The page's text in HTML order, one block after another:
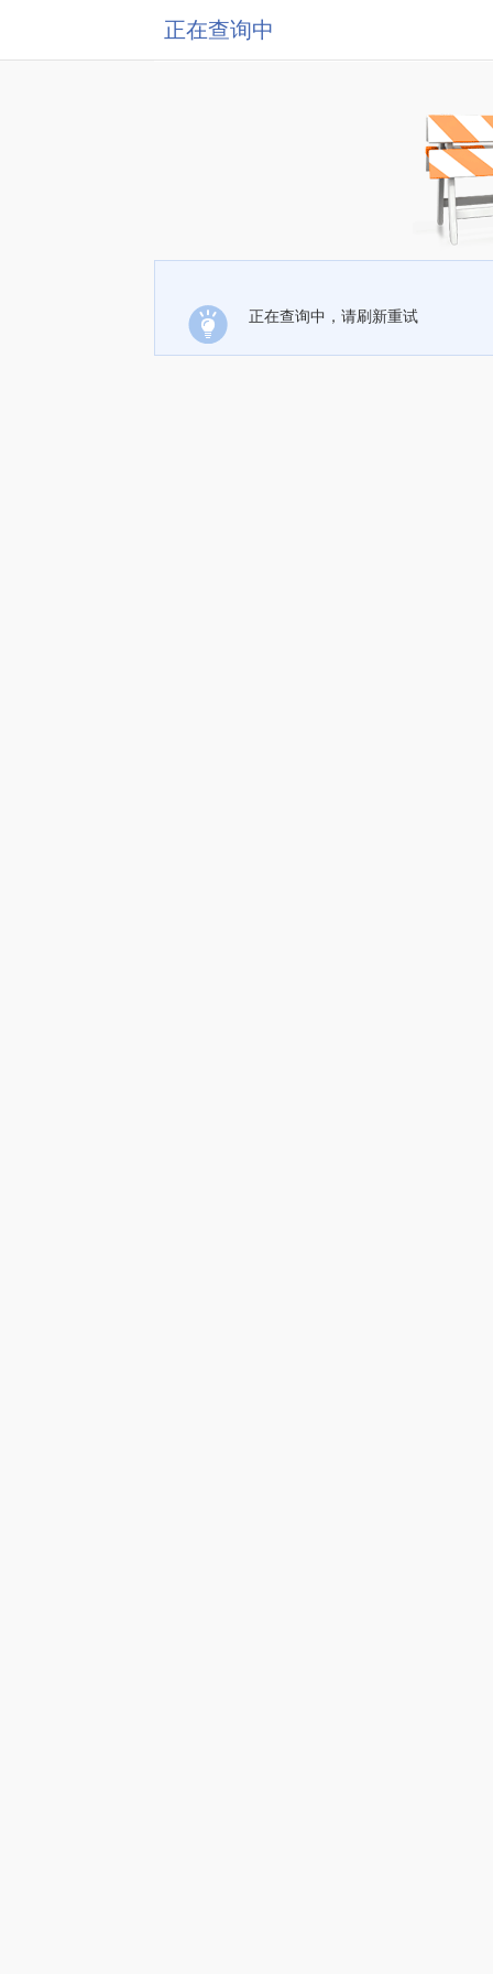
正在查询中
正在查询中，请刷新重试